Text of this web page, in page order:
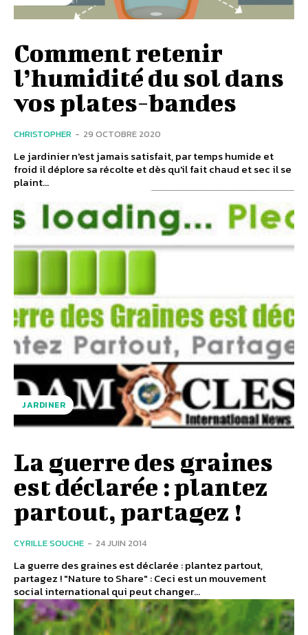
Comment retenir
l’humidité du sol dans
vos plates-bandes
CHRISTOPHER - 29 OCTOBRE 2020
Le jardinier n'est jamais satisfait, par temps humide et
froid il déplore sa récolte et dès qu'il fait chaud et sec il se
plaint...
JARDINER
La guerre des graines
est déclarée : plantez
partout, partagez !
CYRILLE SOUCHE - 24 JUIN 2014
La guerre des graines est déclarée : plantez partout,
partagez ! "Nature to Share" : Ceci est un mouvement
social international qui peut changer...